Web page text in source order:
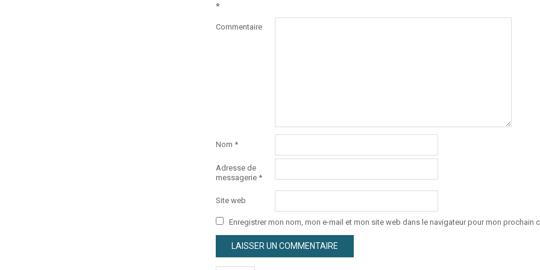
*
Commentaire
Nom *
Adresse de
messagerie *
Site web
Enregistrer mon nom, mon e-mail et mon site web dans le navigateur pour mon prochain